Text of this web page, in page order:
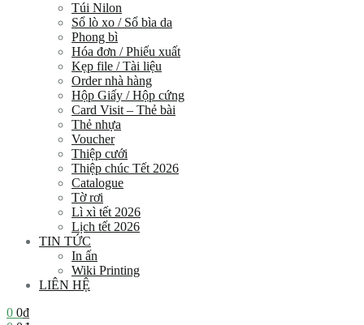
Túi Nilon
Sổ lò xo / Sổ bìa da
Phong bì
Hóa đơn / Phiếu xuất
Kẹp file / Tài liệu
Order nhà hàng
Hộp Giấy / Hộp cứng
Card Visit – Thẻ bài
Thẻ nhựa
Voucher
Thiệp cưới
Thiệp chúc Tết 2026
Catalogue
Tờ rơi
Lì xì tết 2026
Lịch tết 2026
TIN TỨC
In ấn
Wiki Printing
LIÊN HỆ
0 0₫